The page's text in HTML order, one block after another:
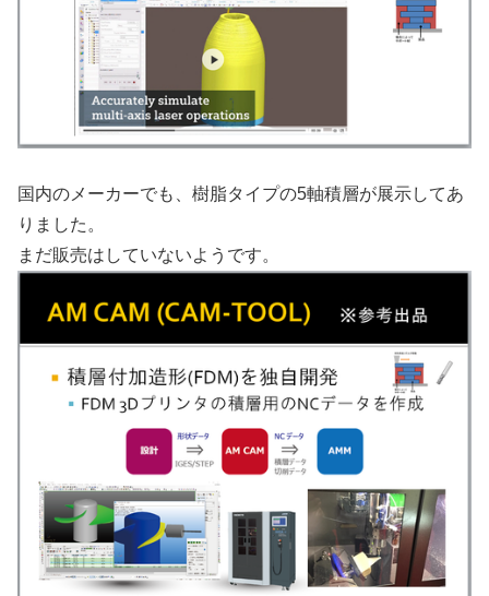
国内のメーカーでも、樹脂タイプの5軸積層が展示してあ
りました。
まだ販売はしていないようです。